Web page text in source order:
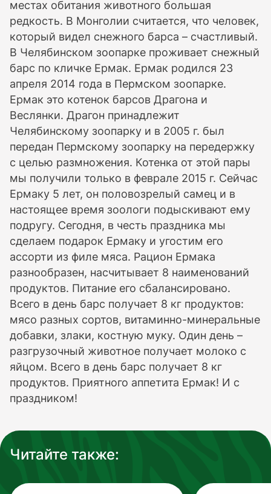
местах обитания животного большая
редкость. В Монголии считается, что человек,
который видел снежного барса – счастливый.
В Челябинском зоопарке проживает снежный
барс по кличке Ермак. Ермак родился 23
апреля 2014 года в Пермском зоопарке.
Ермак это котенок барсов Драгона и
Веслянки. Драгон принадлежит
Челябинскому зоопарку и в 2005 г. был
передан Пермскому зоопарку на передержку
с целью размножения. Котенка от этой пары
мы получили только в феврале 2015 г. Сейчас
Ермаку 5 лет, он половозрелый самец и в
настоящее время зоологи подыскивают ему
подругу. Сегодня, в честь праздника мы
сделаем подарок Ермаку и угостим его
ассорти из филе мяса. Рацион Ермака
разнообразен, насчитывает 8 наименований
продуктов. Питание его сбалансировано.
Всего в день барс получает 8 кг продуктов:
мясо разных сортов, витаминно-минеральные
добавки, злаки, костную муку. Один день –
разгрузочный животное получает молоко с
яйцом. Всего в день барс получает 8 кг
продуктов. Приятного аппетита Ермак! И с
праздником!
Читайте также: